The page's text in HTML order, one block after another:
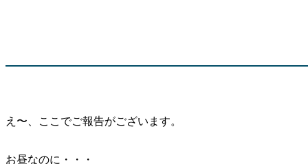
え〜、ここでご報告がございます。
お昼なのに・・・